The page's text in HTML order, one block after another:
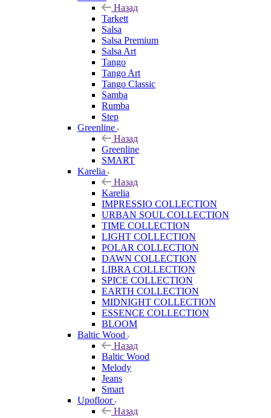
Назад
Tarkett
Salsa
Salsa Premium
Salsa Art
Tango
Tango Art
Tango Classic
Samba
Rumba
Step
Greenline
Назад
Greenline
SMART
Karelia
Назад
Karelia
IMPRESSIO COLLECTION
URBAN SOUL COLLECTION
TIME COLLECTION
LIGHT COLLECTION
POLAR COLLECTION
DAWN COLLECTION
LIBRA COLLECTION
SPICE COLLECTION
EARTH COLLECTION
MIDNIGHT COLLECTION
ESSENCE COLLECTION
BLOOM
Baltic Wood
Назад
Baltic Wood
Melody
Jeans
Smart
Upofloor
Назад